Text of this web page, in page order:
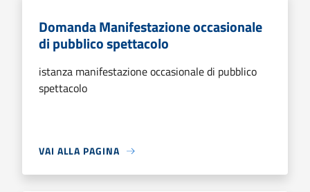
Domanda Manifestazione occasionale
di pubblico spettacolo
istanza manifestazione occasionale di pubblico
spettacolo
VAI ALLA PAGINA